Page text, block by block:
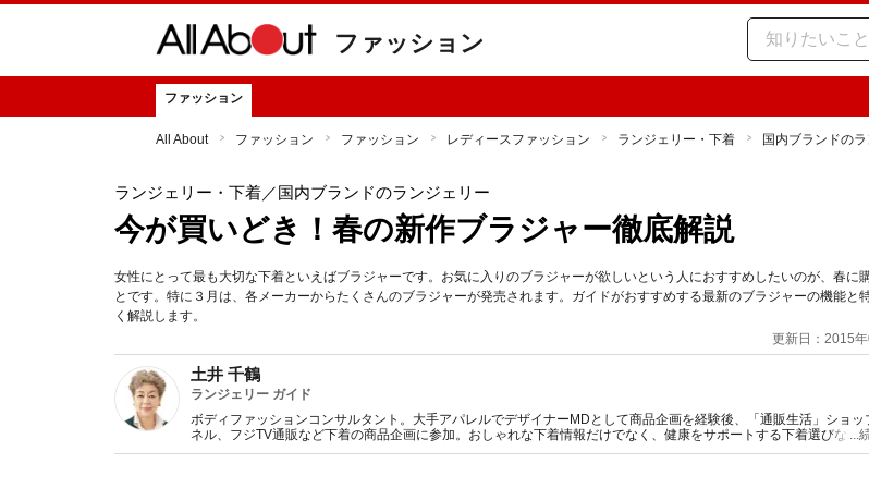
ファッション
ファッション
All About ファッション ファッション レディースファッション ランジェリー・下着 国内ブランドの
ランジェリー・下着／国内ブランドのランジェリー
今が買いどき！春の新作ブラジャー徹底解説
女性にとって最も大切な下着といえばブラジャーです。お気に入りのブラジャーが欲しいという人におすすめしたいのが、春に
とです。特に３月は、各メーカーからたくさんのブラジャーが発売されます。ガイドがおすすめする最新のブラジャーの機能と
く解説します。
更新日：2015
土井 千鶴
ランジェリー ガイド
ボディファッションコンサルタント。大手アパレルでデザイナーMDとして商品企画を経験後、「通販生活」ショッ
ネル、フジTV通販など下着の商品企画に参加。おしゃれな下着情報だけでなく、健康をサポートする下着選びなど
ションとランジェリー（下着）双方に精通した下着情報を発信。
...